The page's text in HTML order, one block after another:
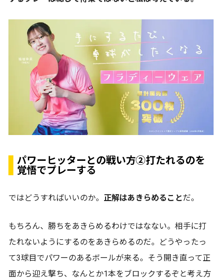
パワーヒッターとの戦い方②打たれるのを
覚悟でプレーする
ではどうすればいいのか。 正解はあきらめることだ。
もちろん、勝ちをあきらめるわけではなない。相手に打
たれないようにするのをあきらめるのだ。どうやったっ
て3球目でパワーのあるボールが来る。そう開き直って正
面から迎え撃ち、なんとか1本をブロックするぞと考え方